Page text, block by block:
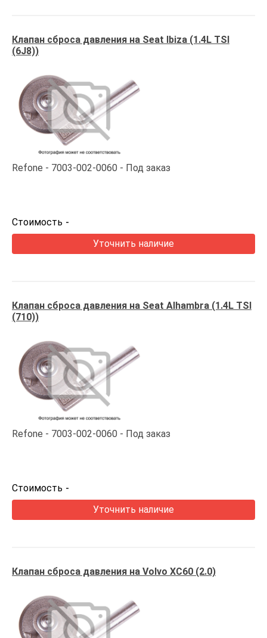
Клапан сброса давления на Seat Ibiza (1.4L TSI
(6J8))
Refone 7003-002-0060 Под заказ
Стоимость -
Уточнить наличие
Клапан сброса давления на Seat Alhambra (1.4L TSI
(710))
Refone 7003-002-0060 Под заказ
Стоимость -
Уточнить наличие
Клапан сброса давления на Volvo XC60 (2.0)